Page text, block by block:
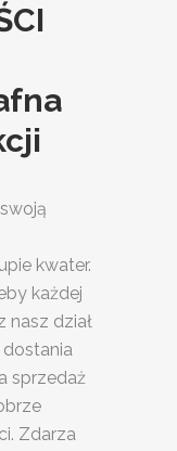
kwater.
każdej
nasz dział
dostania
sprzedaż
Zdarza